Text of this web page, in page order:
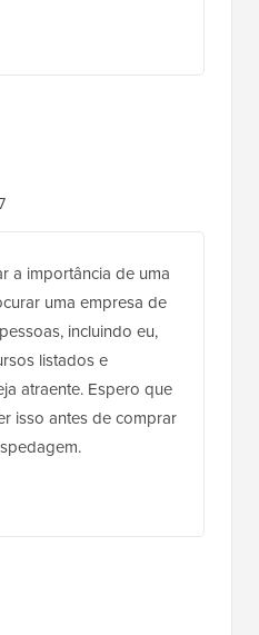
a importância de uma
uma empresa de
incluindo eu,
listados e
atraente. Espero que
isso antes de comprar